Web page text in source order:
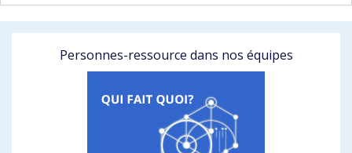
Personnes-ressource dans nos équipes